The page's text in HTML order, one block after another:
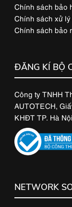
Chính sách bảo
Chính sách xử
Chính sách bảo
ĐĂNG KÍ BỘ
Công ty TNHH
AUTOTECH,
KHĐT TP. Hà
NETWORK